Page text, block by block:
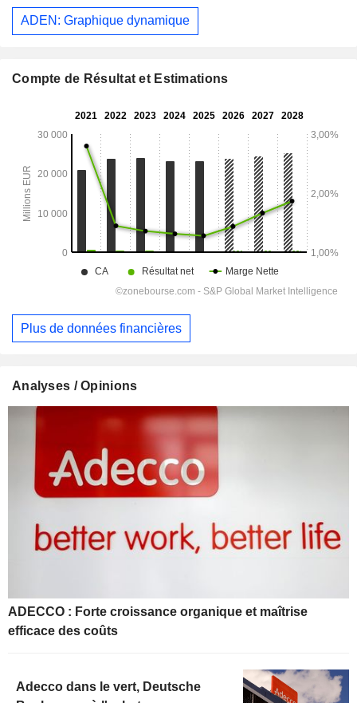
ADEN: Graphique dynamique
Compte de Résultat et Estimations
Plus de données financières
Analyses / Opinions
ADECCO : Forte croissance organique et maîtrise
efficace des coûts
Adecco dans le vert, Deutsche